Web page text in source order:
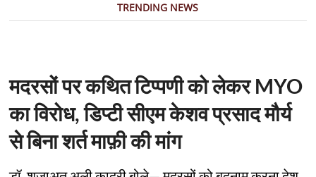
TRENDING NEWS
मदरसों पर कथित टिप्पणी को लेकर MYO
का विरोध, डिप्टी सीएम केशव प्रसाद मौर्य
से बिना शर्त माफ़ी की मांग